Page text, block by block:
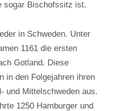
sogar Bischofssitz ist.
in Schweden. Unter
1161 die ersten
Gotland. Diese
in den Folgejahren ihren
und Mittelschweden aus.
1250 Hamburger und